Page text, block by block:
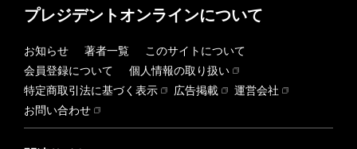
プレジデントオンラインについて
お知らせ 著者一覧
このサイトについて
会員登録について
個人情報の取り扱い
特定商取引法に基づく表示
広告掲載
運営会社
お問い合わせ